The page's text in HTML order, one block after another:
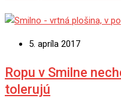
5. apríla 2017
Ropu v Smilne
tolerujú